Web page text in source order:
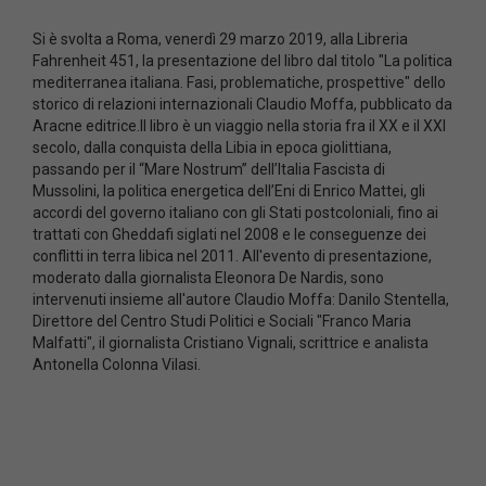
Si è svolta a Roma, venerdì 29 marzo 2019, alla Libreria
Fahrenheit 451, la presentazione del libro dal titolo "La politica
mediterranea italiana. Fasi, problematiche, prospettive" dello
storico di relazioni internazionali Claudio Moffa, pubblicato da
Aracne editrice.Il libro è un viaggio nella storia fra il XX e il XXI
secolo, dalla conquista della Libia in epoca giolittiana,
passando per il “Mare Nostrum” dell’Italia Fascista di
Mussolini, la politica energetica dell’Eni di Enrico Mattei, gli
accordi del governo italiano con gli Stati postcoloniali, fino ai
trattati con Gheddafi siglati nel 2008 e le conseguenze dei
conflitti in terra libica nel 2011. All'evento di presentazione,
moderato dalla giornalista Eleonora De Nardis, sono
intervenuti insieme all'autore Claudio Moffa: Danilo Stentella,
Direttore del Centro Studi Politici e Sociali "Franco Maria
Malfatti", il giornalista Cristiano Vignali, scrittrice e analista
Antonella Colonna Vilasi.